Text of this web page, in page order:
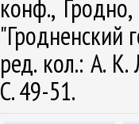
конф.,
"Гродненский
ред. кол.: А.
С. 49-51.